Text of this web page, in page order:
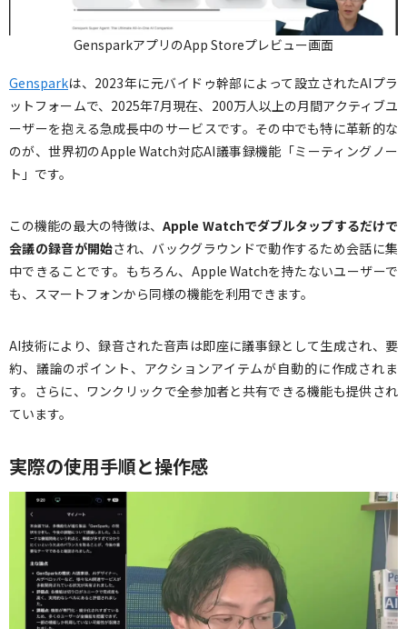
GensparkアプリのApp Storeプレビュー画面
Gensparkは、2023年に元バイドゥ幹部によって設立されたAIプラ
ットフォームで、2025年7月現在、200万人以上の月間アクティブユ
ーザーを抱える急成長中のサービスです。その中でも特に革新的な
のが、世界初のApple Watch対応AI議事録機能「ミーティングノー
ト」です。
この機能の最大の特徴は、Apple Watchでダブルタップするだけで
会議の録音が開始され、バックグラウンドで動作するため会話に集
中できることです。もちろん、Apple Watchを持たないユーザーで
も、スマートフォンから同様の機能を利用できます。
AI技術により、録音された音声は即座に議事録として生成され、要
約、議論のポイント、アクションアイテムが自動的に作成されま
す。さらに、ワンクリックで全参加者と共有できる機能も提供され
ています。
実際の使用手順と操作感